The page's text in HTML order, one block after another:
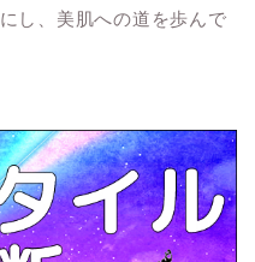
し、美肌への道を歩んで